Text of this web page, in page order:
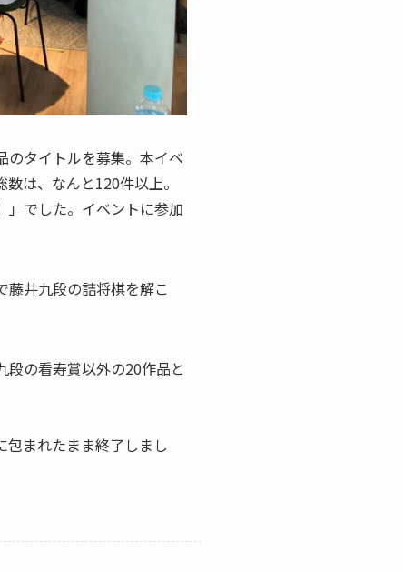
のタイトルを募集。本イベ
は、なんと120件以上。
」でした。イベントに参加
藤井九段の詰将棋を解こ
の看寿賞以外の20作品と
まれたまま終了しまし